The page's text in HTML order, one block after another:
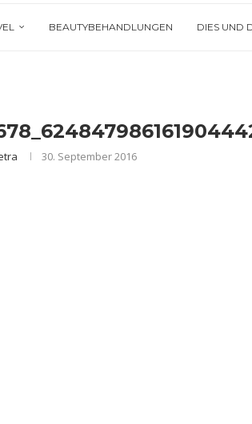
BEAUTYBEHANDLUNGEN DIES UND
30. September 2016